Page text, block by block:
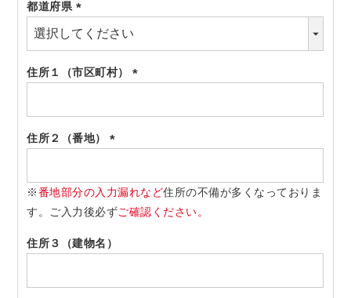
都道府県
(必
須)
住所１（市区町村）
須)
住所２（番地）
須)
※番地部分の入力漏れなど住所の不備が多くなっておりま
す。ご入力後必ずご確認ください。
住所３（建物名）